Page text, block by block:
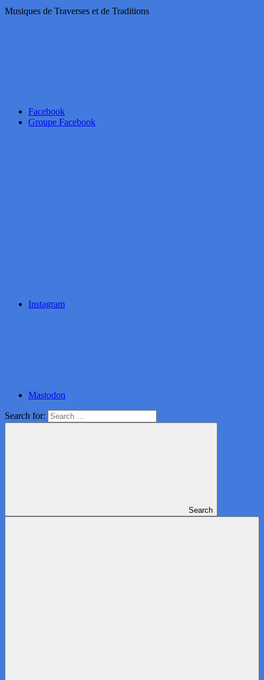
Musiques de Traverses et de Traditions
Facebook
Groupe Facebook
Instagram
Mastodon
Search for:
Search